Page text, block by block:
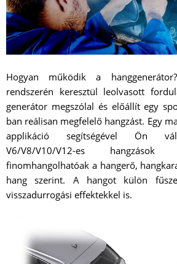
Hogyan működik a
rendszerén keresztül leolvasott
generátor megszólal és előállít egy
ban reálisan megfelelő hangzást. Egy
applikáció segítségével Ön
V6/V8/V10/V12-es
finomhangolhatóak a hangerő,
hang szerint. A hangot külön
visszadurrogási effektekkel is.